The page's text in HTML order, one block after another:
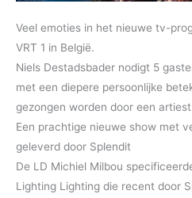
Veel emoties in het nieuwe tv-
VRT 1 in België.
Niels Destadsbader nodigt 5
met een diepere persoonlijke
gezongen worden door een
Een prachtige nieuwe show met
geleverd door Splendit
De LD Michiel Milbou
Lighting Lighting die recent door